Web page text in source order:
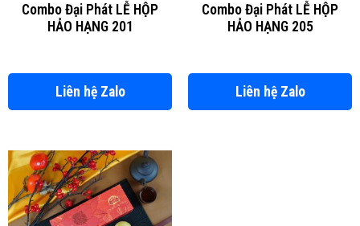
Combo Đại Phát LỄ HỘP
HẢO HẠNG 201
Liên hệ Zalo
Combo Đại Phát LỄ HỘP
HẢO HẠNG 205
Liên hệ Zalo